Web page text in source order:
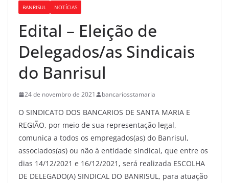
BANRISUL NOTÍCIAS
Edital – Eleição de
Delegados/as Sindicais
do Banrisul
24 de novembro de 2021 bancariosstamaria
O SINDICATO DOS BANCARIOS DE SANTA MARIA E
REGIÃO, por meio de sua representação legal,
comunica a todos os empregados(as) do Banrisul,
associados(as) ou não à entidade sindical, que entre os
dias 14/12/2021 e 16/12/2021, será realizada ESCOLHA
DE DELEGADO(A) SINDICAL DO BANRISUL, para atuação